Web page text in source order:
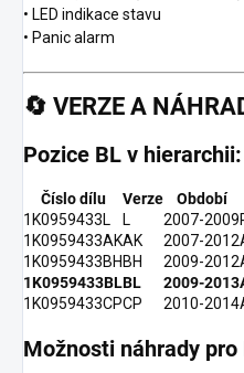
• LED indikace stavu
• Panic alarm
🔄 VERZE A
Pozice BL v hierarchii:
Číslo dílu Verze Období
1K0959433L
L 2007-2009
1K0959433AKAK 2007-2012
1K0959433BH BH 2009-2012
1K0959433BLBL 2009-2013
1K0959433CPCP 2010-2014
Možnosti náhrady pro